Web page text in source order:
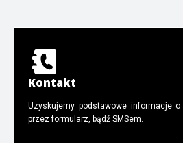
Kontakt
Uzyskujemy podstawowe informacje
przez formularz, bądź SMSem.